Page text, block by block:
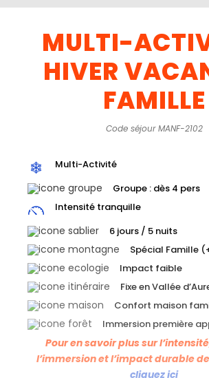
MULTI-
HIVER
FAMILLE
Code séjour MANF-2102
Multi-Activité
Groupe : dès 4 pers
Intensité tranquille
6 jours / 5 nuits
Spécial Famille
Impact faible
Fixe en Vallée
Confort maison
Immersion première
Pour en savoir plus sur
l’immersion et l’impact durable
cliquez ici